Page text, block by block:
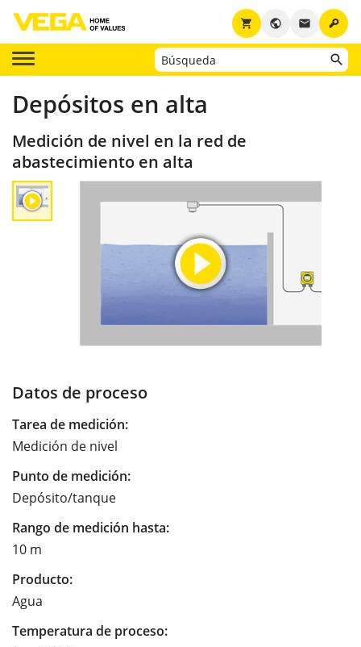
key
email
public
shopping_cart
Depósitos en alta
Medición de nivel en la red de
abastecimiento en alta
Datos de proceso
Tarea de medición:
Medición de nivel
Punto de medición:
Depósito/tanque
Rango de medición hasta:
10 m
Producto:
Agua
Temperatura de proceso: